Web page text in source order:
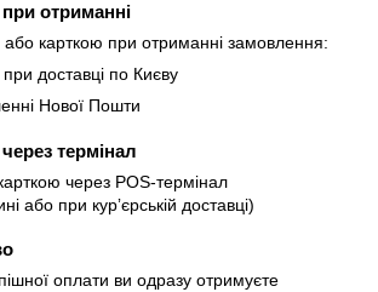
отриманні
або карткою при отриманні замовлення:
при доставці по Києву
Нової Пошти
термінал
через POS-термінал
або при курʼєрській доставці)
оплати ви одразу отримуєте